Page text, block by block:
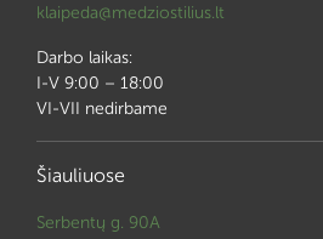
klaipeda@medziostilius.lt
Darbo laikas:
I-V 9:00 – 18:00
VI-VII nedirbame
Šiauliuose
Serbentų g. 90A